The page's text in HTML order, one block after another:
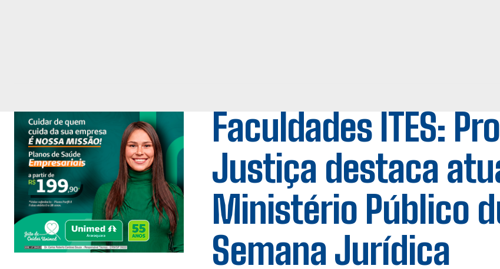
Faculdades ITES:
Justiça destaca
Ministério Público
Semana Jurídica